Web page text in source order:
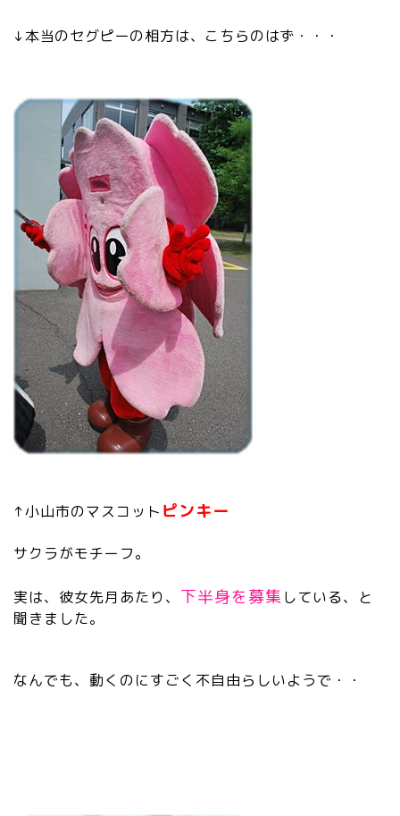
↓本当のセグピーの相方は、こちらのはず・・・
↑小山市のマスコット ピンキー
サクラがモチーフ。
実は、彼女先月あたり、 下半身を募集 している、と
聞きました。
なんでも、動くのにすごく不自由らしいようで・・